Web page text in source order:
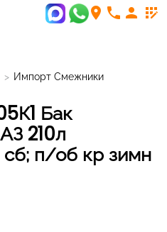
room phone person app_registration
> Импорт Смежники
210л
сб; п/об кр зимн